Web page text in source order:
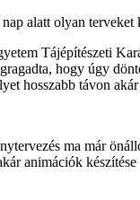
alatt olyan
Tájépítészeti
hogy úgy
hosszabb távon
ma már
animációk